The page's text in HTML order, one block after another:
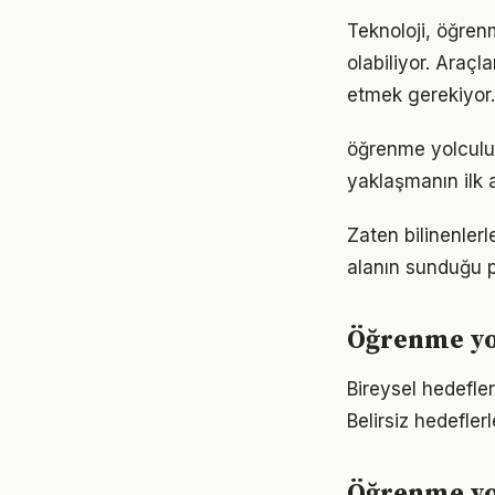
Teknoloji,
olabiliyor.
etmek gerekiyor.
öğrenme
yaklaşmanın ilk
Zaten
alanın sunduğu
Öğrenme
Bireysel
Belirsiz